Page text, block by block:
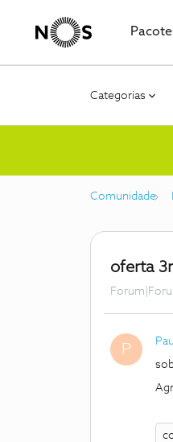
Categorias
Comunidade
oferta
P